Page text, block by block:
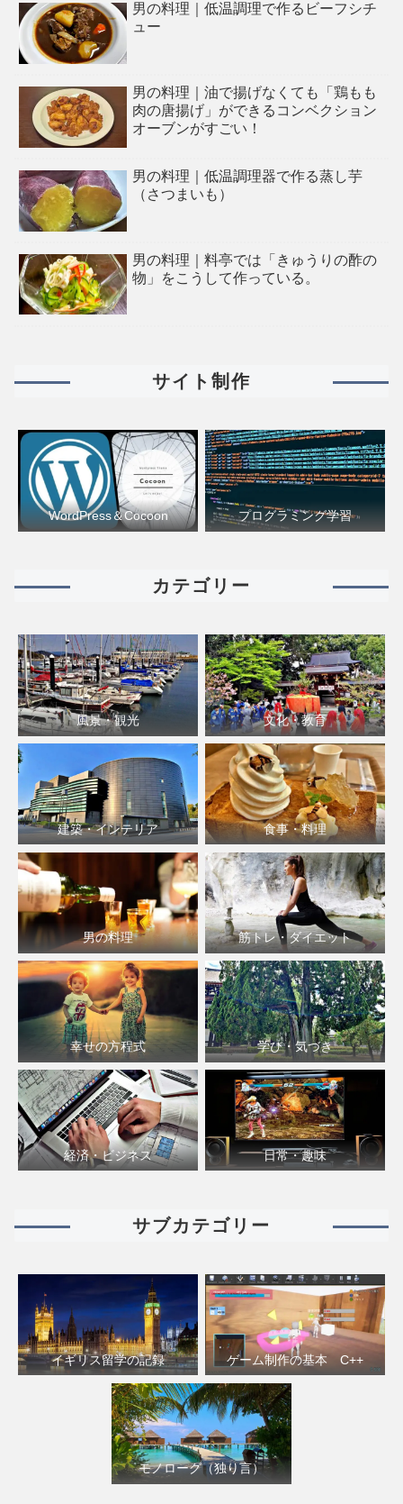
男の料理｜低温調理で作るビーフシチ
ュー
男の料理｜油で揚げなくても「鶏もも
肉の唐揚げ」ができるコンベクション
オーブンがすごい！
男の料理｜低温調理器で作る蒸し芋
（さつまいも）
男の料理｜料亭では「きゅうりの酢の
物」をこうして作っている。
サイト制作
WordPress＆Cocoon プログラミング学習
カテゴリー
風景・観光 文化・教育
建築・インテリア 食事・料理
男の料理 筋トレ・ダイエット
幸せの方程式 学び・気づき
経済・ビジネス 日常・趣味
サブカテゴリー
イギリス留学の記録 ゲーム制作の基本 C++
モノローグ（独り言）